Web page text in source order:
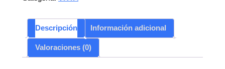
Descripción Información adicional
Valoraciones (0)